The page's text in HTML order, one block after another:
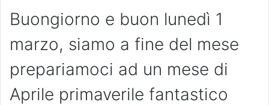
Buongiorno e buon lunedì 1
marzo, siamo a fine del mese
prepariamoci ad un mese di
Aprile primaverile fantastico